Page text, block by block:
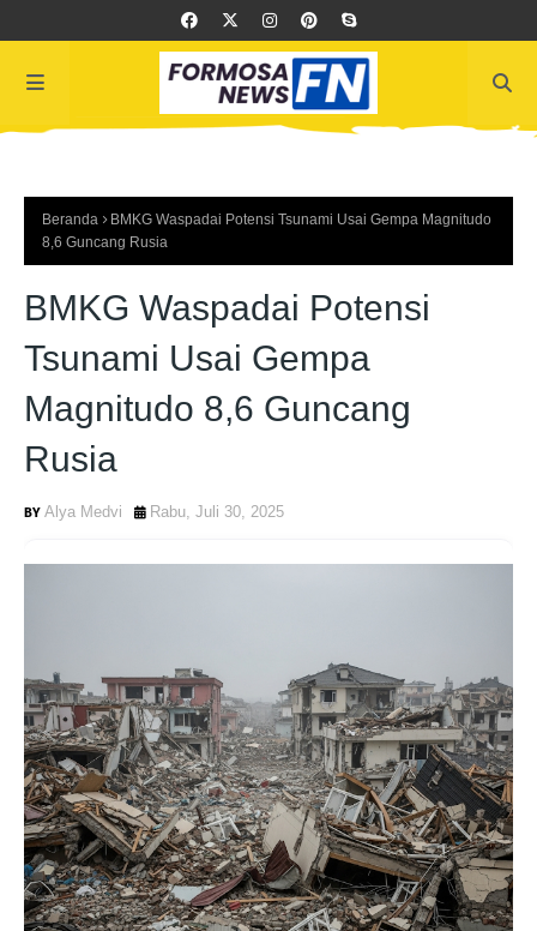
Beranda
BMKG Waspadai Potensi Tsunami Usai Gempa Magnitudo
8,6 Guncang Rusia
BMKG Waspadai Potensi
Tsunami Usai Gempa
Magnitudo 8,6 Guncang
Rusia
Alya Medvi Rabu, Juli 30, 2025